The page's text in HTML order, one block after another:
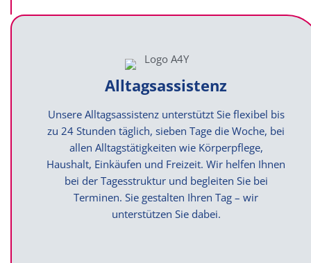
Alltagsassistenz
Unsere Alltagsassistenz unterstützt Sie flexibel bis
zu 24 Stunden täglich, sieben Tage die Woche, bei
allen Alltagstätigkeiten wie Körperpflege,
Haushalt, Einkäufen und Freizeit. Wir helfen Ihnen
bei der Tagesstruktur und begleiten Sie bei
Terminen. Sie gestalten Ihren Tag – wir
unterstützen Sie dabei.